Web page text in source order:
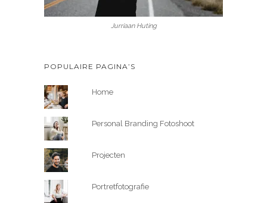
Jurriaan Huting
POPULAIRE PAGINA’S
Home
Personal Branding Fotoshoot
Projecten
Portretfotografie